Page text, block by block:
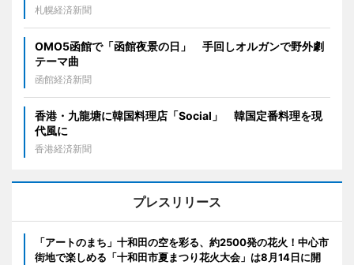
札幌経済新聞
OMO5函館で「函館夜景の日」 手回しオルガンで野外劇
テーマ曲
函館経済新聞
香港・九龍塘に韓国料理店「Social」 韓国定番料理を現
代風に
香港経済新聞
プレスリリース
「アートのまち」十和田の空を彩る、約2500発の花火！中心市
街地で楽しめる「十和田市夏まつり花火大会」は8月14日に開